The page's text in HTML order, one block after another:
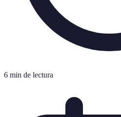
6 min de lectura